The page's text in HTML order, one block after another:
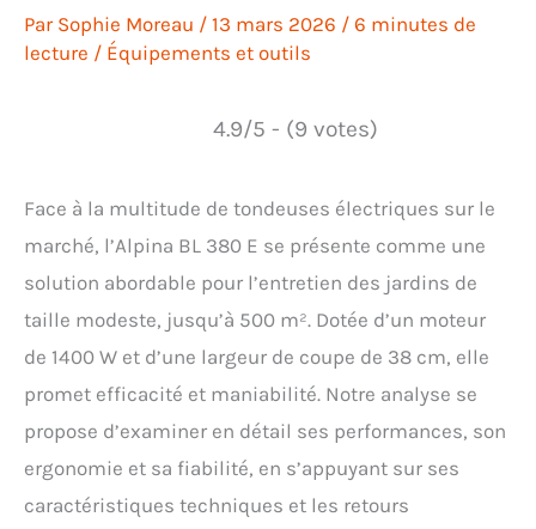
Par Sophie Moreau / 13 mars 2026 / 6 minutes de
lecture / Équipements et outils
4.9/5 - (9 votes)
Face à la multitude de tondeuses électriques sur le
marché, l’Alpina BL 380 E se présente comme une
solution abordable pour l’entretien des jardins de
taille modeste, jusqu’à 500 m². Dotée d’un moteur
de 1400 W et d’une largeur de coupe de 38 cm, elle
promet efficacité et maniabilité. Notre analyse se
propose d’examiner en détail ses performances, son
ergonomie et sa fiabilité, en s’appuyant sur ses
caractéristiques techniques et les retours